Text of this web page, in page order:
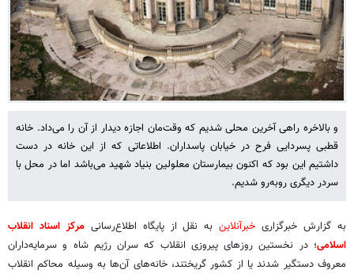
و بالاخره راهی آخرین محلی شدیم که وقت‌مان اجازه دیدار از آن را می‌داد. خانه
قطبی پسردایی فرح در خیابان پاسداران. اطلاعاتی که از این خانه در دست
داشتیم این بود که اکنون بیمارستان معلولین بنیاد شهید می‌باشد اما در محل با
سردر دیگری روبه‌رو شدیم.
به گزارش خبرگزاری خبرآنلاینبه نقل از پایگاه اطلاع‌رسانیمرکز اسناد انقلاب
اسلامی؛ در نخستین روزهای پیروزی انقلاب که سران رژیم شاه و سرمایه‌داران
معروف دستگیر شدند یا از کشور گریختند، خانه‌های آن‌ها به وسیله محاکم انقلاب